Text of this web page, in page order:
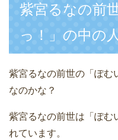
紫宮るなの前
っ！」の中の
紫宮るなの前世の「ぽむ
なのかな？
紫宮るなの前世は「ぽむ
れています。